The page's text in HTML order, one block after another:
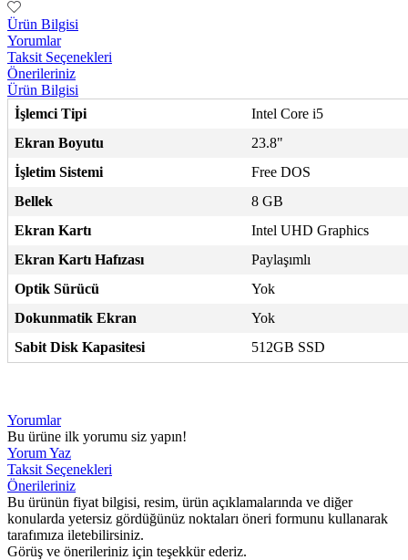
Ürün Bilgisi
Yorumlar
Taksit Seçenekleri
Önerileriniz
Ürün Bilgisi
İşlemci Tipi
Intel Core i5
Ekran Boyutu
23.8"
İşletim Sistemi
Free DOS
Bellek
8 GB
Ekran Kartı
Intel UHD Graphics
Ekran Kartı Hafızası
Paylaşımlı
Optik Sürücü
Yok
Dokunmatik Ekran
Yok
Sabit Disk Kapasitesi
512GB SSD
Yorumlar
Bu ürüne ilk yorumu siz yapın!
Yorum Yaz
Taksit Seçenekleri
Önerileriniz
Bu ürünün fiyat bilgisi, resim, ürün açıklamalarında ve diğer
konularda yetersiz gördüğünüz noktaları öneri formunu kullanarak
tarafımıza iletebilirsiniz.
Görüş ve önerileriniz için teşekkür ederiz.